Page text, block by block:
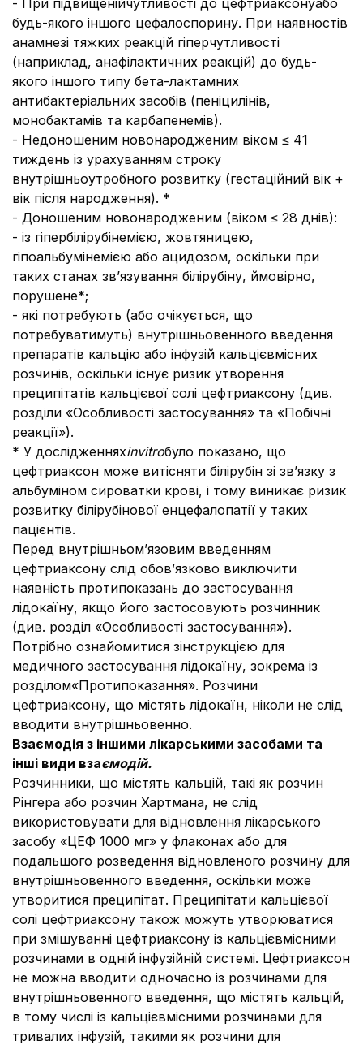
- При підвищенійчутливості до цефтриаксонуабо
будь-якого іншого цефалоспорину. При наявностів
анамнезі тяжких реакцій гіперчутливості
(наприклад, анафілактичних реакцій) до будь-
якого іншого типу бета-лактамних
антибактеріальних засобів (пеніцилінів,
монобактамів та карбапенемів).
- Недоношеним новонародженим віком ≤ 41
тиждень із урахуванням строку
внутрішньоутробного розвитку (гестаційний вік +
вік після народження). *
- Доношеним новонародженим (віком ≤ 28 днів):
- із гіпербілірубінемією, жовтяницею,
гіпоальбумінемією або ацидозом, оскільки при
таких станах зв’язування білірубіну, ймовірно,
порушене*;
- які потребують (або очікується, що
потребуватимуть) внутрішньовенного введення
препаратів кальцію або інфузій кальцієвмісних
розчинів, оскільки існує ризик утворення
преципітатів кальцієвої солі цефтриаксону (див.
розділи «Особливості застосування» та «Побічні
реакції»).
* У дослідженняхіnvitroбуло показано, що
цефтриаксон може витісняти білірубін зі зв’язку з
альбуміном сироватки крові, і тому виникає ризик
розвитку білірубінової енцефалопатії у таких
пацієнтів.
Перед внутрішньом’язовим введенням
цефтриаксону слід обов’язково виключити
наявність протипоказань до застосування
лідокаїну, якщо його застосовують розчинник
(див. розділ «Особливості застосування»).
Потрібно ознайомитися зінструкцією для
медичного застосування лідокаїну, зокрема із
розділом«Протипоказання». Розчини
цефтриаксону, що містять лідокаїн, ніколи не слід
вводити внутрішньовенно.
Взаємодія з іншими лікарськими засобами та
інші види взаємодій.
Розчинники, що містять кальцій, такі як розчин
Рінгера або розчин Хартмана, не слід
використовувати для відновлення лікарського
засобу «ЦЕФ 1000 мг» у флаконах або для
подальшого розведення відновленого розчину для
внутрішньовенного введення, оскільки може
утворитися преципітат. Преципітати кальцієвої
солі цефтриаксону також можуть утворюватися
при змішуванні цефтриаксону із кальцієвмісними
розчинами в одній інфузійній системі. Цефтриаксон
не можна вводити одночасно із розчинами для
внутрішньовенного введення, що містять кальцій,
в тому числі із кальцієвмісними розчинами для
тривалих інфузій, такими як розчини для